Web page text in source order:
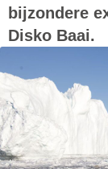
bijzondere
Disko Baai.